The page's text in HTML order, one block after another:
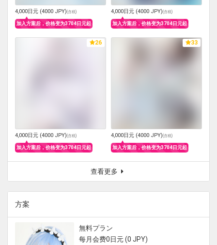
4,000日元 (4000 JPY)(含税)
加入方案后，价格变为3704日元起
4,000日元 (4000 JPY)(含税)
加入方案后，价格变为3704日元起
26
4,000日元 (4000 JPY)(含税)
加入方案后，价格变为3704日元起
33
4,000日元 (4000 JPY)(含税)
加入方案后，价格变为3704日元起
查看更多
方案
無料プラン
每月会费0日元 (0 JPY)